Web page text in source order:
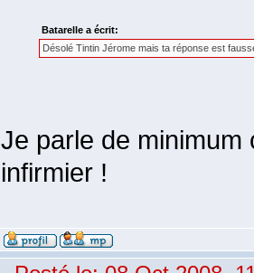
Batarelle a écrit:
Désolé Tintin Jérome mais ta réponse est
Je parle de minimum
infirmier !